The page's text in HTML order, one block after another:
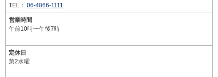
TEL： 06-4866-1111
営業時間
午前10時〜午後7時
定休日
第2水曜